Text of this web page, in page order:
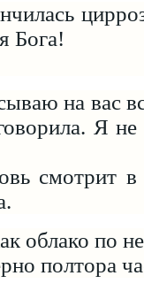
Бога!
на вас
Я
смотрит
облако по
полтора